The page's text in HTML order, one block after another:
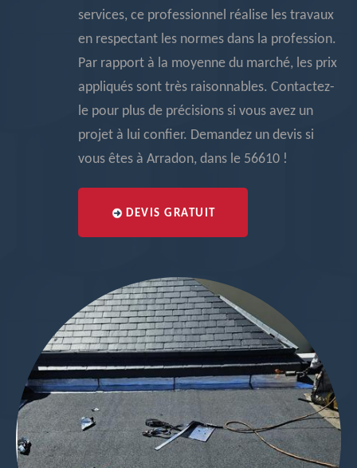
services, ce professionnel réalise les travaux
en respectant les normes dans la profession.
Par rapport à la moyenne du marché, les prix
appliqués sont très raisonnables. Contactez-
le pour plus de précisions si vous avez un
projet à lui confier. Demandez un devis si
vous êtes à Arradon, dans le 56610 !
DEVIS GRATUIT